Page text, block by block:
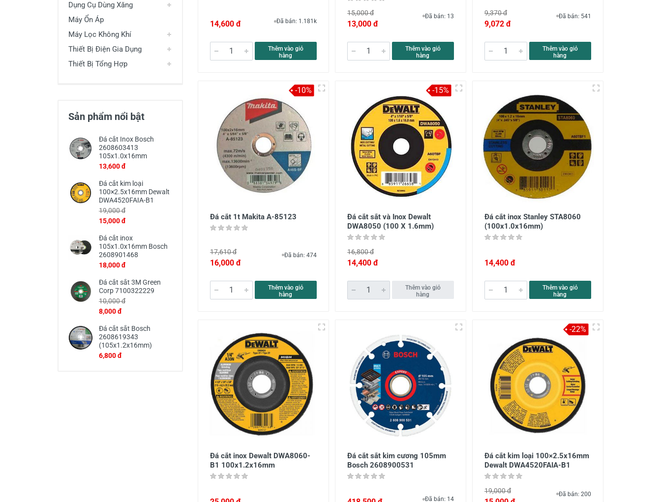
Dụng Cụ Dùng Xăng
Máy Ổn Áp
Máy Lọc Không Khí
Thiết Bị Điện Gia Dụng
Thiết Bị Tổng Hợp
Sản phẩm nổi bật
Đá cắt Inox Bosch
2608603413
105x1.0x16mm
13,600 đ
Đá cắt kim loại
100×2.5x16mm Dewalt
DWA4520FAIA-B1
19,000 đ
15,000 đ
Đá cắt inox
105x1.0x16mm Bosch
2608901468
18,000 đ
Đá cắt sắt 3M Green
Corp 7100322229
10,000 đ
8,000 đ
Đá cắt sắt Bosch
2608619343
(105x1.2x16mm)
6,800 đ
14,600 đ Đã bán: 1.181k
Thêm vào giỏ
hàng
15,000 đ
13,000 đ
Đã bán: 13
Thêm vào giỏ
hàng
9,370 đ
9,072 đ
Đã bán: 541
Thêm vào giỏ
hàng
Đá cắt 1t Makita A-85123
17,610 đ
16,000 đ
Đã bán: 474
Thêm vào giỏ
hàng
-10%
Đá cắt sắt và Inox Dewalt
DWA8050 (100 X 1.6mm)
16,800 đ
14,400 đ
Thêm vào giỏ
hàng
-15%
Đá cắt inox Stanley STA8060
(100x1.0x16mm)
14,400 đ
Thêm vào giỏ
hàng
Đá cắt inox Dewalt DWA8060-
B1 100x1.2x16mm
Đá cắt sắt kim cương 105mm
Bosch 2608900531
Đã bán: 14
Đá cắt kim loại 100×2.5x16mm
Dewalt DWA4520FAIA-B1
19,000 đ Đã bán: 200
-22%